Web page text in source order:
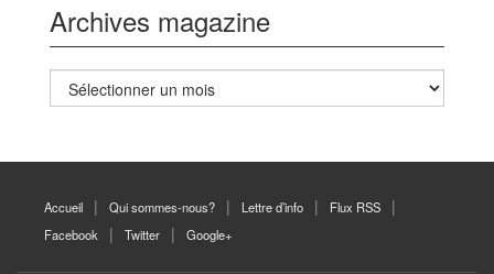
Archives magazine
Archives
magazine
Accueil Qui sommes-nous? Lettre d’info
Flux RSS
Facebook
Twitter Google+